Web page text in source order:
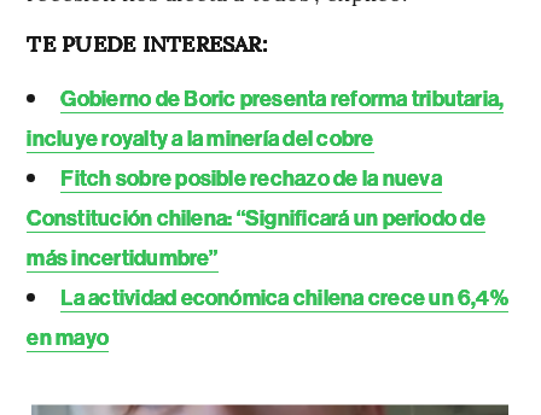
TE PUEDE INTERESAR:
Gobierno de Boric presenta reforma tributaria,
incluye royalty a la minería del cobre
Fitch sobre posible rechazo de la nueva
Constitución chilena: “Significará un periodo de
más incertidumbre”
La actividad económica chilena crece un 6,4%
en mayo